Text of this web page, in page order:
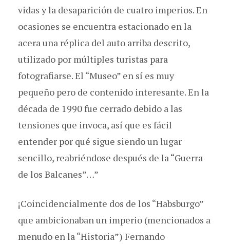
vidas y la desaparición de cuatro imperios. En
ocasiones se encuentra estacionado en la
acera una réplica del auto arriba descrito,
utilizado por múltiples turistas para
fotografiarse. El “Museo” en sí es muy
pequeño pero de contenido interesante. En la
década de 1990 fue cerrado debido a las
tensiones que invoca, así que es fácil
entender por qué sigue siendo un lugar
sencillo, reabriéndose después de la “Guerra
de los Balcanes”…”
¡Coincidencialmente dos de los “Habsburgo”
que ambicionaban un imperio (mencionados a
menudo en la “Historia”) Fernando